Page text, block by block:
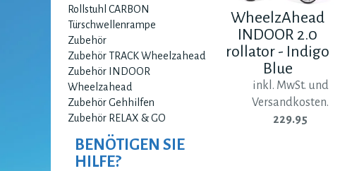
Rollstuhl CARBON
Türschwellenrampe
Zubehör
Zubehör TRACK Wheelzahead
Zubehör INDOOR
Wheelzahead
Zubehör Gehhilfen
Zubehör RELAX & GO
BENÖTIGEN SIE
HILFE?
WheelzAhead
INDOOR 2.0
rollator - Indigo
Blue
inkl. MwSt. und
Versandkosten.
229.95